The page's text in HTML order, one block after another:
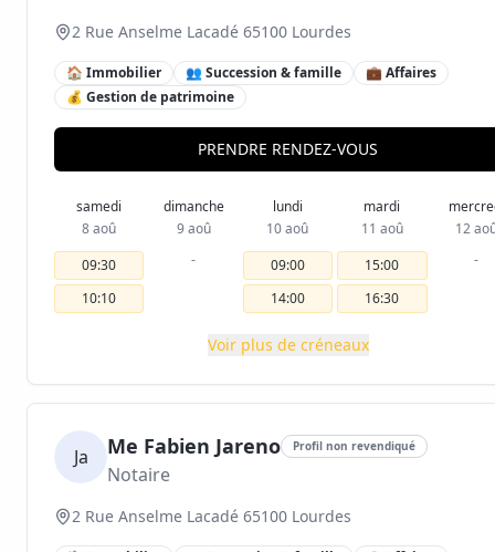
2 Rue Anselme Lacadé 65100 Lourdes
🏠 Immobilier 👥 Succession & famille
💼 Affaires
💰 Gestion de patrimoine
PRENDRE RENDEZ-VOUS
samedi
8 aoû
09:30
10:10
dimanche
9 aoû
-
lundi
10 aoû
09:00
14:00
mardi
11 aoû
15:00
16:30
12
-
Voir plus de créneaux
Ja Me Fabien Jareno Profil non revendiqué
Notaire
2 Rue Anselme Lacadé 65100 Lourdes